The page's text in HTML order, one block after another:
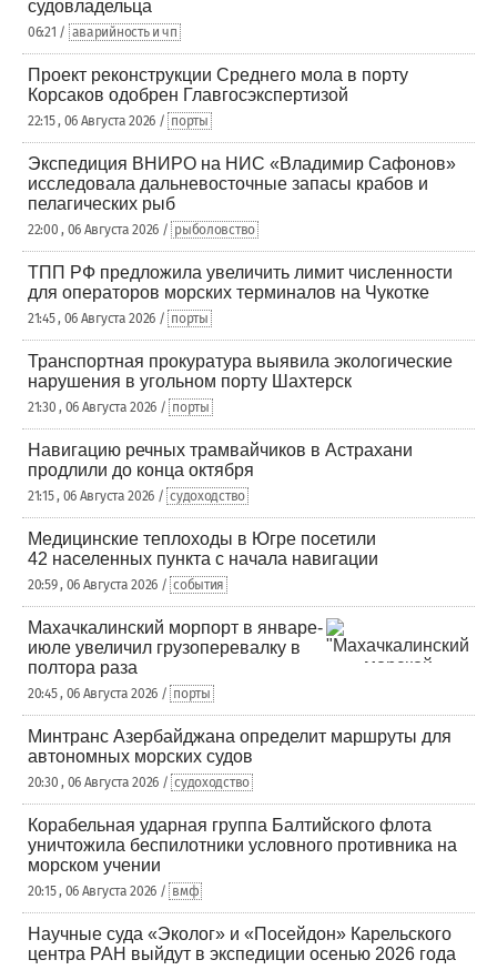
судовладельца
06:21 / аварийность и чп
Проект реконструкции Среднего мола в порту
Корсаков одобрен Главгосэкспертизой
22:15 , 06 Августа 2026 / порты
Экспедиция ВНИРО на НИС «Владимир Сафонов»
исследовала дальневосточные запасы крабов и
пелагических рыб
22:00 , 06 Августа 2026 / рыболовство
ТПП РФ предложила увеличить лимит численности
для операторов морских терминалов на Чукотке
21:45 , 06 Августа 2026 / порты
Транспортная прокуратура выявила экологические
нарушения в угольном порту Шахтерск
21:30 , 06 Августа 2026 / порты
Навигацию речных трамвайчиков в Астрахани
продлили до конца октября
21:15 , 06 Августа 2026 / судоходство
Медицинские теплоходы в Югре посетили
42 населенных пункта с начала навигации
20:59 , 06 Августа 2026 / события
Махачкалинский морпорт в январе-
июле увеличил грузоперевалку в
полтора раза
20:45 , 06 Августа 2026 / порты
Минтранс Азербайджана определит маршруты для
автономных морских судов
20:30 , 06 Августа 2026 / судоходство
Корабельная ударная группа Балтийского флота
уничтожила беспилотники условного противника на
морском учении
20:15 , 06 Августа 2026 / вмф
Научные суда «Эколог» и «Посейдон» Карельского
центра РАН выйдут в экспедиции осенью 2026 года